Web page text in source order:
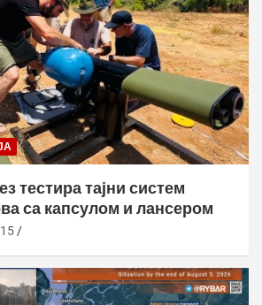
тестира тајни систем
са капсулом и лансером